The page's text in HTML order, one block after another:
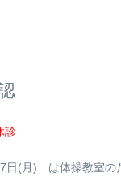
診
日(月) は体操教室の